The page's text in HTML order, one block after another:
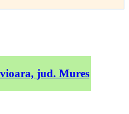
jud. Mures